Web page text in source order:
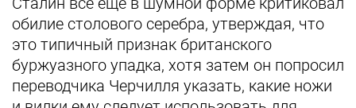
обилие столового серебра, утверждая, что
это типичный признак британского
буржуазного упадка, хотя затем он попросил
переводчика Черчилля указать, какие ножи